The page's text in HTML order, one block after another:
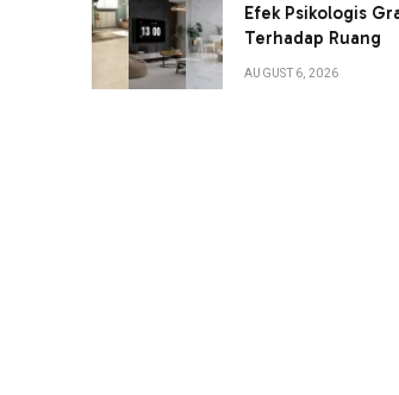
Efek Psikologis
Terhadap Ruang
AUGUST 6, 2026